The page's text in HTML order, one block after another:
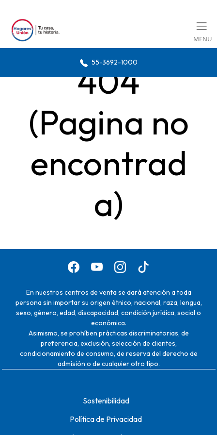
MENU
55-3692-1000
404
(Pagina no
encontrad
a)
En nuestros centros de venta se dará atención a toda
persona sin importar su origen étnico, nacional, raza, lengua,
sexo, género, edad, discapacidad, condición jurídica, social o
económica.
Asimismo, se prohíben prácticas discriminatorias, de
preferencia, exclusión, selección de clientes,
condicionamiento de consumo, de reserva del derecho de
admisión o de cualquier otro tipo.
Sostenibilidad
Política de Privacidad